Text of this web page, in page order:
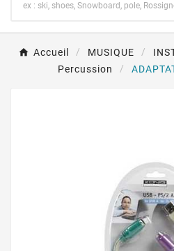
Accueil MUSIQUE
Percussion